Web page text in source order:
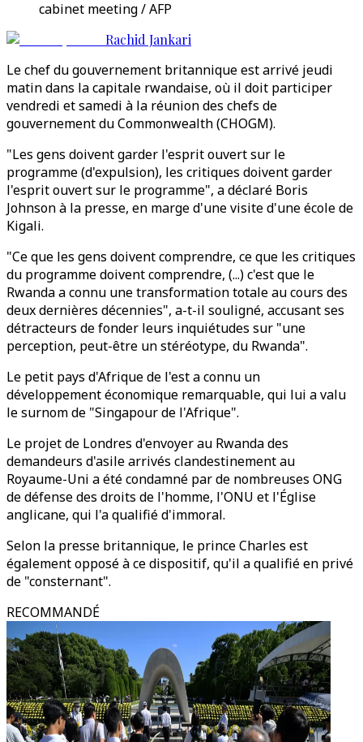
cabinet meeting / AFP
Rachid Jankari
Le chef du gouvernement britannique est arrivé jeudi
matin dans la capitale rwandaise, où il doit participer
vendredi et samedi à la réunion des chefs de
gouvernement du Commonwealth (CHOGM).
"Les gens doivent garder l'esprit ouvert sur le
programme (d'expulsion), les critiques doivent garder
l'esprit ouvert sur le programme", a déclaré Boris
Johnson à la presse, en marge d'une visite d'une école de
Kigali.
"Ce que les gens doivent comprendre, ce que les critiques
du programme doivent comprendre, (...) c'est que le
Rwanda a connu une transformation totale au cours des
deux dernières décennies", a-t-il souligné, accusant ses
détracteurs de fonder leurs inquiétudes sur "une
perception, peut-être un stéréotype, du Rwanda".
Le petit pays d'Afrique de l'est a connu un
développement économique remarquable, qui lui a valu
le surnom de "Singapour de l'Afrique".
Le projet de Londres d'envoyer au Rwanda des
demandeurs d'asile arrivés clandestinement au
Royaume-Uni a été condamné par de nombreuses ONG
de défense des droits de l'homme, l'ONU et l'Église
anglicane, qui l'a qualifié d'immoral.
Selon la presse britannique, le prince Charles est
également opposé à ce dispositif, qu'il a qualifié en privé
de "consternant".
RECOMMANDÉ